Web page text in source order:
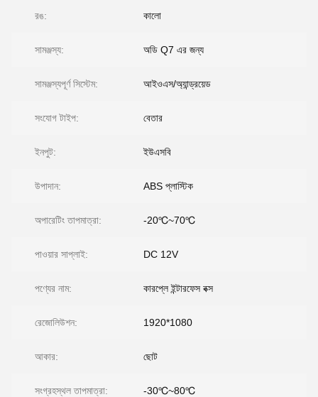
রঙ: কালো
সামঞ্জস্য: অডি Q7 এর জন্য
সামঞ্জস্যপূর্ণ সিস্টেম: আইওএস/অ্যান্ড্রয়েড
সংযোগ টাইপ: বেতার
ইনপুট: ইউএসবি
উপাদান: ABS প্লাস্টিক
অপারেটিং তাপমাত্রা: -20℃~70℃
পাওয়ার সাপ্লাই: DC 12V
পণ্যের নাম: কারপ্লে ইন্টারফেস বক্স
রেজোলিউশন: 1920*1080
আকার: ছোট
সংগ্রহস্থল তাপমাত্রা: -30℃~80℃